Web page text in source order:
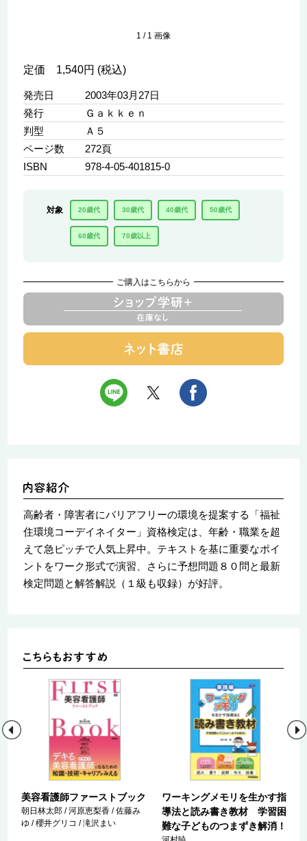
1 / 1 画像
定価 1,540円 (税込)
発売日
2003年03月27日
発行
Ｇａｋｋｅｎ
判型
Ａ５
ページ数
272頁
ISBN
978-4-05-401815-0
対象 20歳代 30歳代 40歳代 50歳代
60歳代 70歳以上
ご購入はこちらから
高齢者・障害者にバリアフリーの環境を提案する「福祉
住環境コーデイネイター」資格検定は、年齢・職業を超
えて急ピッチで人気上昇中。テキストを基に重要なポイ
ントをワーク形式で演習、さらに予想問題８０問と最新
検定問題と解答解説（１級も収録）が好評。
美容看護師ファーストブック
朝日林太郎 / 河原恵梨香 / 佐藤み
ゆ / 櫻井グリコ / 滝沢まい
ワーキングメモリを生かす指
導法と読み書き教材 学習困
難な子どものつまずき解消！